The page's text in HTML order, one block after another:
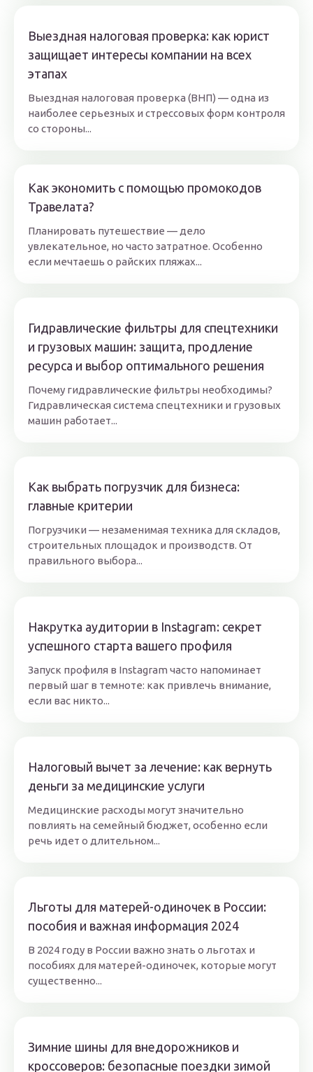
Выездная налоговая проверка: как юрист
защищает интересы компании на всех
этапах
Выездная налоговая проверка (ВНП) — одна из
наиболее серьезных и стрессовых форм контроля
со стороны...
Как экономить с помощью промокодов
Травелата?
Планировать путешествие — дело
увлекательное, но часто затратное. Особенно
если мечтаешь о райских пляжах...
Гидравлические фильтры для спецтехники
и грузовых машин: защита, продление
ресурса и выбор оптимального решения
Почему гидравлические фильтры необходимы?
Гидравлическая система спецтехники и грузовых
машин работает...
Как выбрать погрузчик для бизнеса:
главные критерии
Погрузчики — незаменимая техника для складов,
строительных площадок и производств. От
правильного выбора...
Накрутка аудитории в Instagram: секрет
успешного старта вашего профиля
Запуск профиля в Instagram часто напоминает
первый шаг в темноте: как привлечь внимание,
если вас никто...
Налоговый вычет за лечение: как вернуть
деньги за медицинские услуги
Медицинские расходы могут значительно
повлиять на семейный бюджет, особенно если
речь идет о длительном...
Льготы для матерей-одиночек в России:
пособия и важная информация 2024
В 2024 году в России важно знать о льготах и
пособиях для матерей-одиночек, которые могут
существенно...
Зимние шины для внедорожников и
кроссоверов: безопасные поездки зимой